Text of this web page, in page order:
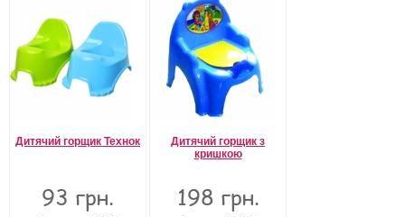
Дитячий горщик Технок
93 грн.
Дитячий горщик з
кришкою
198 грн.